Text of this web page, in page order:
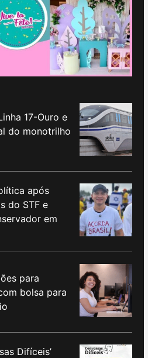
17-Ouro e
do monotrilho
após
do STF e
em
para
bolsa para
Difíceis’